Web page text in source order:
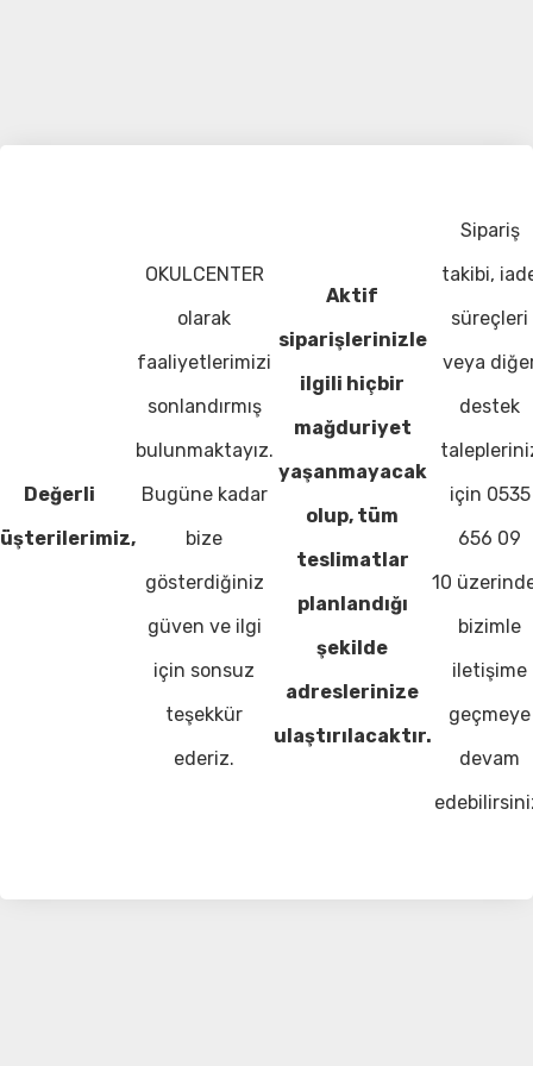
Değerli
OKULCENTER
olarak
faaliyetlerimizi
sonlandırmış
bulunmaktayız.
Bugüne kadar
bize
gösterdiğiniz
güven ve ilgi
için sonsuz
teşekkür
ederiz.
Aktif
siparişlerinizle
ilgili hiçbir
mağduriyet
yaşanmayacak
olup, tüm
teslimatlar
planlandığı
şekilde
adreslerinize
ulaştırılacaktır.
Sipariş
takibi,
süreçleri
veya
destek
için 0535
656 09
10
bizimle
iletişime
geçmeye
devam